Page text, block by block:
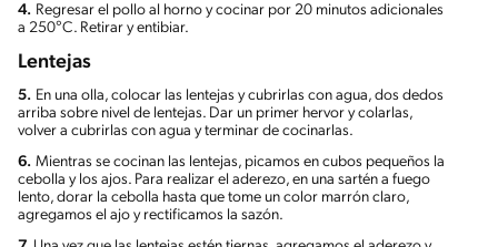
4. Regresar el pollo al horno y cocinar por 20 minutos adicionales
a 250°C. Retirar y entibiar.
Lentejas
5. En una olla, colocar las lentejas y cubrirlas con agua, dos dedos
arriba sobre nivel de lentejas. Dar un primer hervor y colarlas,
volver a cubrirlas con agua y terminar de cocinarlas.
6. Mientras se cocinan las lentejas, picamos en cubos pequeños la
cebolla y los ajos. Para realizar el aderezo, en una sartén a fuego
lento, dorar la cebolla hasta que tome un color marrón claro,
agregamos el ajo y rectificamos la sazón.